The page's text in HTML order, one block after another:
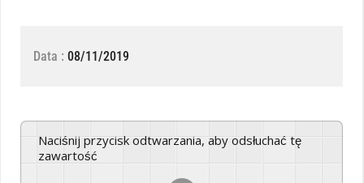
Data : 08/11/2019
Naciśnij przycisk odtwarzania, aby odsłuchać tę
zawartość